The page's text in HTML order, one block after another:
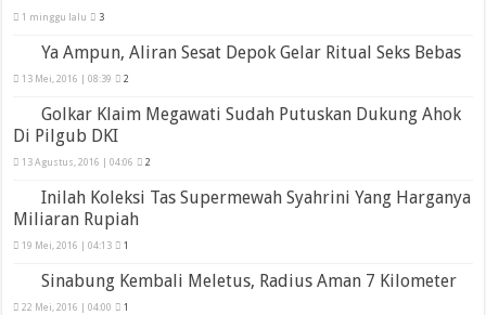
1 minggu lalu 3
Ya Ampun, Aliran Sesat Depok Gelar Ritual Seks Bebas
13 Mei, 2016 | 08:39 2
Golkar Klaim Megawati Sudah Putuskan Dukung Ahok
Di Pilgub DKI
13 Agustus, 2016 | 04:06 2
Inilah Koleksi Tas Supermewah Syahrini Yang Harganya
Miliaran Rupiah
19 Mei, 2016 | 04:13 1
Sinabung Kembali Meletus, Radius Aman 7 Kilometer
22 Mei, 2016 | 04:00 1